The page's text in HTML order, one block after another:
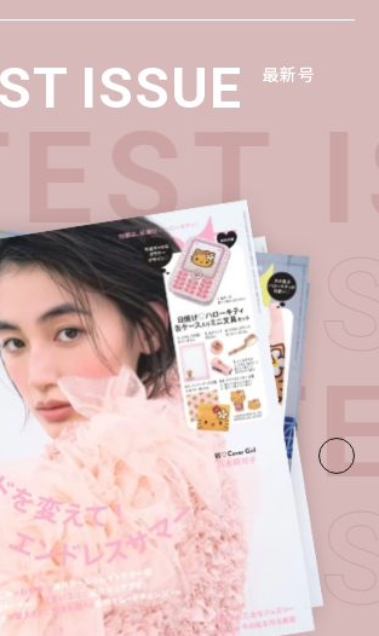
ISSUE 最新号